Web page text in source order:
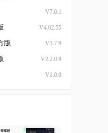
V7.0.1
V4.02.55
版 V3.7.9
V2.2.0.9
V1.0.0